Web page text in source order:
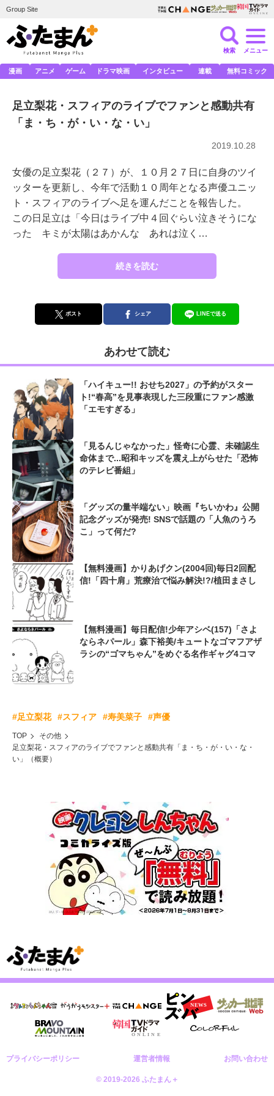
Group Site
検索 メニュー
漫画 アニメ ゲーム ドラマ映画 インタビュー 連載 無料コミック
足立梨花・スフィアのライブでファンと感動共有
「ま・ち・が・い・な・い」
2019.10.28
女優の足立梨花（２７）が、１０月２７日に自身のツイ
ッターを更新し、今年で活動１０周年となる声優ユニッ
ト・スフィアのライブへ足を運んだことを報告した。
この日足立は「今日はライブ中４回ぐらい泣きそうにな
った キミが太陽はあかんな あれは泣く…
続きを読む
ポスト シェア LINEで送る
あわせて読む
「ハイキュー!! おせち2027」の予約がスター
ト!“春高”を見事表現した三段重にファン感激
「エモすぎる」
「見るんじゃなかった」怪奇に心霊、未確認生
命体まで...昭和キッズを震え上がらせた「恐怖
のテレビ番組」
「グッズの量半端ない」映画『ちいかわ』公開
記念グッズが発売! SNSで話題の「人魚のうろ
こ」って何だ?
【無料漫画】かりあげクン(2004回)毎日2回配
信!「四十肩」荒療治で悩み解決!?/植田まさし
【無料漫画】毎日配信!少年アシベ(157)「さよ
ならネパール」森下裕美/キュートなゴマフアザ
ラシの“ゴマちゃん”をめぐる名作ギャグ4コマ
#足立梨花 #スフィア #寿美菜子 #声優
TOP
その他
足立梨花・スフィアのライブでファンと感動共有「ま・ち・が・い・な・
い」（概要）
プライバシーポリシー 運営者情報 お問い合わせ
© 2019-2026 ふたまん＋